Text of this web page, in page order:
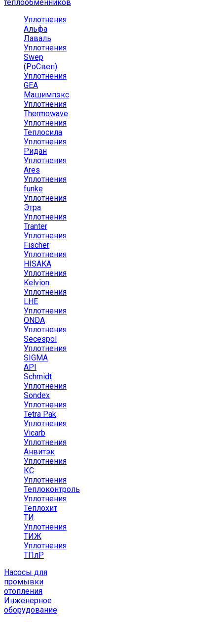
теплообменников
Уплотнения
Альфа
Лаваль
Уплотнения
Swep
(РоСвеп)
Уплотнения
GEA
Машимпэкс
Уплотнения
Thermowave
Уплотнения
Теплосила
Уплотнения
Ридан
Уплотнения
Ares
Уплотнения
funke
Уплотнения
Этра
Уплотнения
Tranter
Уплотнения
Fischer
Уплотнения
HISAKA
Уплотнения
Kelvion
Уплотнения
LHE
Уплотнения
ONDA
Уплотнения
Secespol
Уплотнения
SIGMA
API
Schmidt
Уплотнения
Sondex
Уплотнения
Tetra Pak
Уплотнения
Vicarb
Уплотнения
Анвитэк
Уплотнения
КС
Уплотнения
Теплоконтроль
Уплотнения
Теплохит
ТИ
Уплотнения
ТИЖ
Уплотнения
ТПлР
Насосы для
промывки
отопления
Инженерное
оборудование